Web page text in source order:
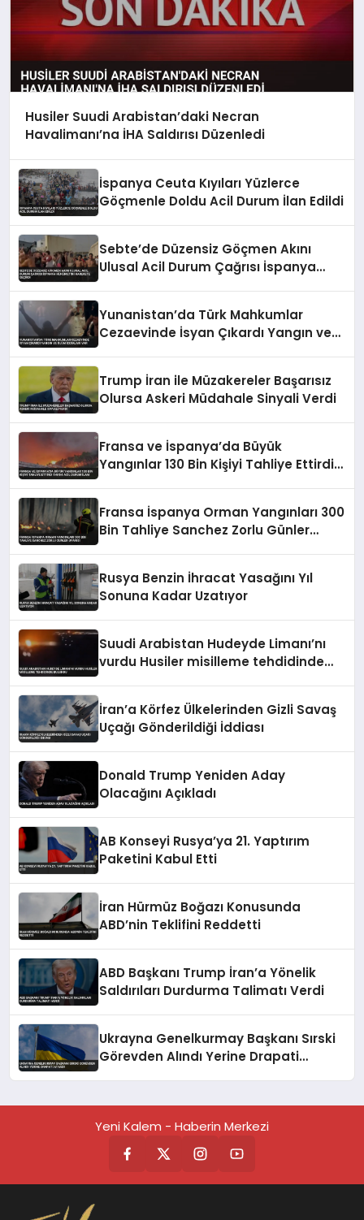
Husiler Suudi Arabistan’daki Necran
Havalimanı’na İHA Saldırısı Düzenledi
İspanya Ceuta Kıyıları Yüzlerce
Göçmenle Doldu Acil Durum İlan Edildi
Sebte’de Düzensiz Göçmen Akını
Ulusal Acil Durum Çağrısı İspanya
Yunanistan’da Türk Mahkumlar
Cezaevinde İsyan Çıkardı Yangın ve
Trump İran ile Müzakereler Başarısız
Olursa Askeri Müdahale Sinyali Verdi
Fransa ve İspanya’da Büyük
Yangınlar 130 Bin Kişiyi Tahliye Ettirdi
Fransa İspanya Orman Yangınları 300
Bin Tahliye Sanchez Zorlu Günler
Rusya Benzin İhracat Yasağını Yıl
Sonuna Kadar Uzatıyor
Suudi Arabistan Hudeyde Limanı’nı
vurdu Husiler misilleme tehdidinde
İran’a Körfez Ülkelerinden Gizli Savaş
Uçağı Gönderildiği İddiası
Donald Trump Yeniden Aday
Olacağını Açıkladı
AB Konseyi Rusya’ya 21. Yaptırım
Paketini Kabul Etti
İran Hürmüz Boğazı Konusunda
ABD’nin Teklifini Reddetti
ABD Başkanı Trump İran’a Yönelik
Saldırıları Durdurma Talimatı Verdi
Ukrayna Genelkurmay Başkanı Sırski
Görevden Alındı Yerine Drapati
Yeni Kalem - Haberin Merkezi